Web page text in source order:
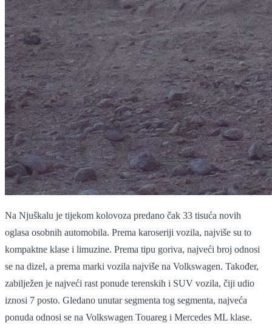
Na Njuškalu je tijekom kolovoza predano čak 33 tisuća novih
oglasa osobnih automobila. Prema karoseriji vozila, najviše su to
kompaktne klase i limuzine. Prema tipu goriva, najveći broj odnosi
se na dizel, a prema marki vozila najviše na Volkswagen. Također,
zabilježen je najveći rast ponude terenskih i SUV vozila, čiji udio
iznosi 7 posto. Gledano unutar segmenta tog segmenta, najveća
ponuda odnosi se na Volkswagen Touareg i Mercedes ML klase.